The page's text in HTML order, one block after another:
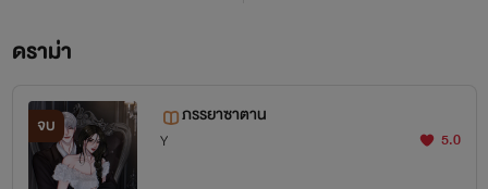
ดราม่า
จบ ภรรยาซาตาน
Y 5.0